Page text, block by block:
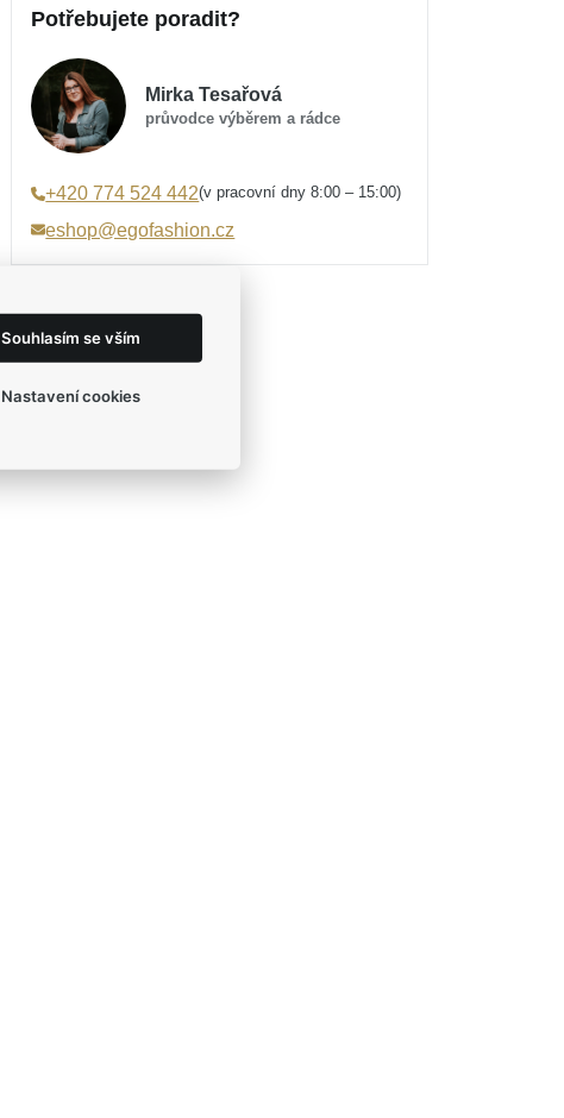
Potřebujete poradit?
Mirka Tesařová
průvodce výběrem a rádce
+420 774 524 442(v pracovní dny 8:00 – 15:00)
eshop@egofashion.cz
Souhlasím se vším
Nastavení cookies